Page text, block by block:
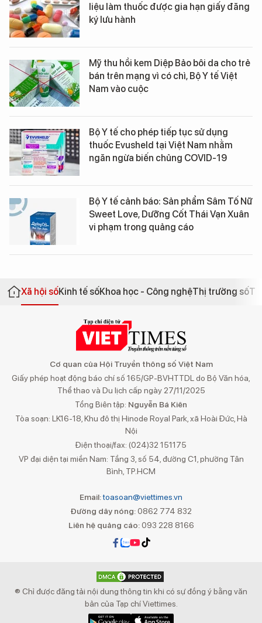
liệu làm thuốc được gia hạn giấy đăng
ký lưu hành
Mỹ thu hồi kem Diệp Bảo bôi da cho trẻ
bán trên mạng vì có chì, Bộ Y tế Việt
Nam vào cuộc
Bộ Y tế cho phép tiếp tục sử dụng
thuốc Evusheld tại Việt Nam nhằm
ngăn ngừa biến chủng COVID-19
Bộ Y tế cảnh báo: Sản phẩm Sâm Tố Nữ
Sweet Love, Dưỡng Cốt Thái Vạn Xuân
vi phạm trong quảng cáo
Xã hội sốKinh tế sốKhoa học - Công nghệThị trường số
Cơ quan của Hội Truyền thông số Việt Nam
Giấy phép hoạt động báo chí số 165/GP-BVHTTDL do Bộ Văn hóa,
Thể thao và Du lịch cấp ngày 27/11/2025
Tổng Biên tập: Nguyễn Bá Kiên
Tòa soạn: LK16-18, Khu đô thị Hinode Royal Park, xã Hoài Đức, Hà
Nội
Điện thoại/fax: (024)32 151175
VP đại diện tại miền Nam: Tầng 3, số 54, đường C1, phường Tân
Bình, TP.HCM
Email:toasoan@viettimes.vn
Đường dây nóng: 0862 774 832
Liên hệ quảng cáo:093 228 8166
® Chỉ được đăng tải nội dung thông tin khi có sự đồng ý bằng văn
bản của Tạp chí Viettimes.